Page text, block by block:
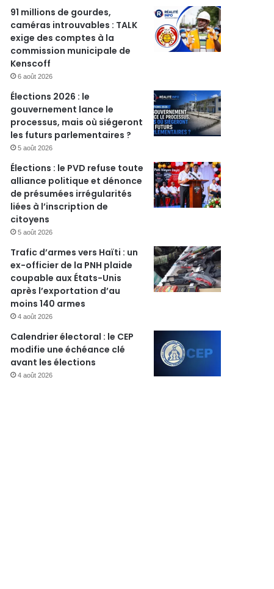
91 millions de gourdes,
caméras introuvables : TALK
exige des comptes à la
commission municipale de
Kenscoff
6 août 2026
Élections 2026 : le
gouvernement lance le
processus, mais où siégeront
les futurs parlementaires ?
5 août 2026
Élections : le PVD refuse toute
alliance politique et dénonce
de présumées irrégularités
liées à l’inscription de
citoyens
5 août 2026
Trafic d’armes vers Haïti : un
ex-officier de la PNH plaide
coupable aux États-Unis
après l’exportation d’au
moins 140 armes
4 août 2026
Calendrier électoral : le CEP
modifie une échéance clé
avant les élections
4 août 2026